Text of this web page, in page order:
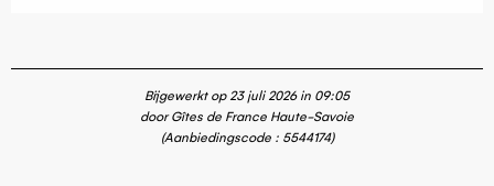
Bijgewerkt op 23 juli 2026 in 09:05
door Gîtes de France Haute-Savoie
(Aanbiedingscode : 5544174)